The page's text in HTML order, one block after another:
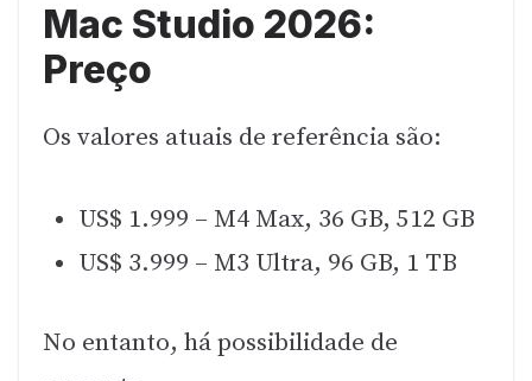
Mac Studio 2026:
Preço
Os valores atuais de referência são:
US$ 1.999 – M4 Max, 36 GB, 512 GB
US$ 3.999 – M3 Ultra, 96 GB, 1 TB
No entanto, há possibilidade de